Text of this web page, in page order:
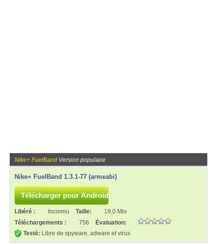
Nike+ FuelBand Version populaire
Nike+ FuelBand 1.3.1-77 (armeabi)
Libéré : Inconnu Taille:
19,0 Mio
Téléchargements :
756
Évaluation:
Testé: Libre de spyware, adware et virus